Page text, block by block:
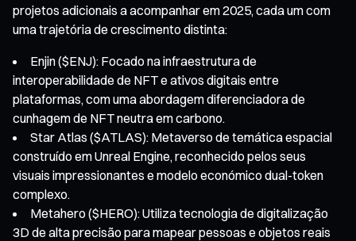
projetos adicionais a acompanhar em 2025, cada um com
uma trajetória de crescimento distinta:
Enjin ($ENJ): Focado na infraestrutura de
interoperabilidade de NFT e ativos digitais entre
plataformas, com uma abordagem diferenciadora de
cunhagem de NFT neutra em carbono.
Star Atlas ($ATLAS): Metaverso de temática espacial
construído em Unreal Engine, reconhecido pelos seus
visuais impressionantes e modelo económico dual-token
complexo.
Metahero ($HERO): Utiliza tecnologia de digitalização
3D de alta precisão para mapear pessoas e objetos reais